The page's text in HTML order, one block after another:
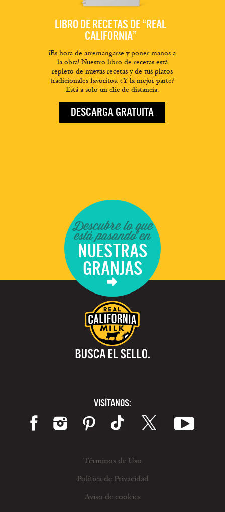
LIBRO DE RECETAS DE “REAL
CALIFORNIA”
¡Es hora de arremangarse y poner manos a
la obra! Nuestro libro de recetas está
repleto de nuevas recetas y de tus platos
tradicionales favoritos. ¿Y la mejor parte?
Está a solo un clic de distancia.
DESCARGA GRATUITA
Descubre lo que
está pasando en
NUESTRAS
GRANJAS
VISÍTANOS:
Términos de Uso
Política de Privacidad
Aviso de cookies